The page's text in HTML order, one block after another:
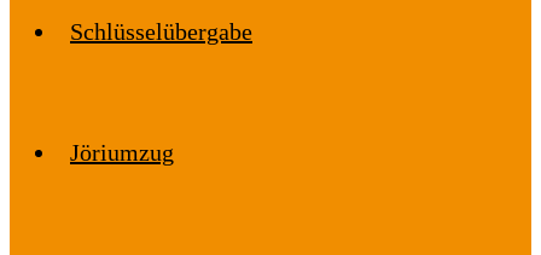
Schlüsselübergabe
Jöriumzug